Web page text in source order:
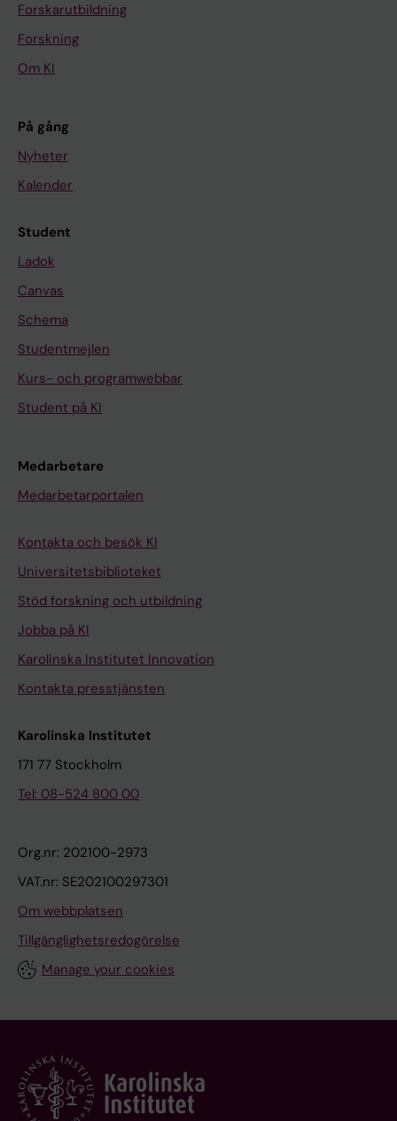
Forskarutbildning
Forskning
Om KI
På gång
Nyheter
Kalender
Student
Ladok
Canvas
Schema
Studentmejlen
Kurs- och programwebbar
Student på KI
Medarbetare
Medarbetarportalen
Kontakta och besök KI
Universitetsbiblioteket
Stöd forskning och utbildning
Jobba på KI
Karolinska Institutet Innovation
Kontakta presstjänsten
Karolinska Institutet
171 77 Stockholm
Tel: 08-524 800 00
Org.nr: 202100-2973
VAT.nr: SE202100297301
Om webbplatsen
Tillgänglighetsredogörelse
Manage your cookies